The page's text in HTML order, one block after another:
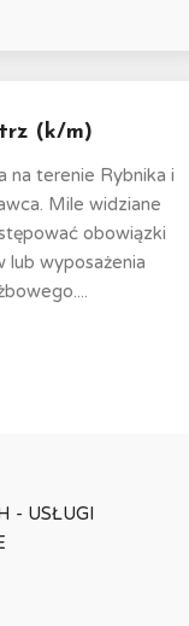
(k/m)
na terenie Rybnika i
Mile widziane
obowiązki
lub wyposażenia
- USŁUGI